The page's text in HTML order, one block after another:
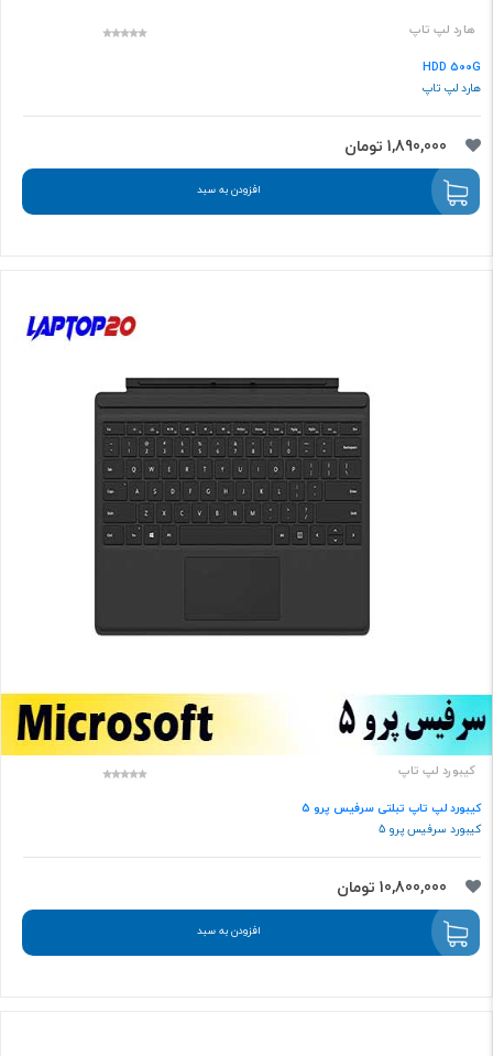
هارد لپ تاپ
HDD 500G
هارد لپ تاپ
1,890,000 تومان
افزودن به سبد
کیبورد لپ تاپ
کیبورد لپ تاپ تبلتی سرفیس پرو 5
کیبورد سرفیس پرو 5
10,800,000 تومان
افزودن به سبد